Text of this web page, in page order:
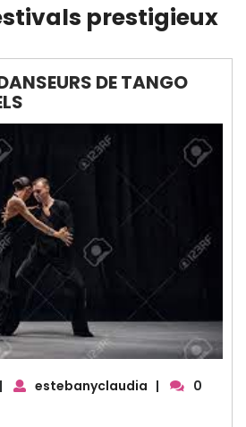
prestigieux
DE TANGO
20
| estebanyclaudia |
0